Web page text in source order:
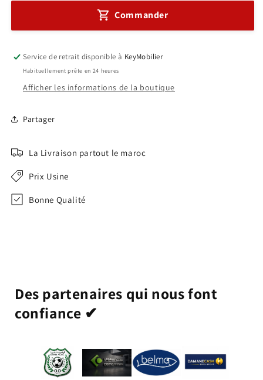
+
simili
cuir
A0922
JOKER
+
simili
cuir
A0922
Commander
Service de retrait disponible à KeyMobilier
Habituellement prête en 24 heures
Afficher les informations de la boutique
Partager
La Livraison partout le maroc
Prix Usine
Bonne Qualité
Des partenaires qui nous font
confiance ✔